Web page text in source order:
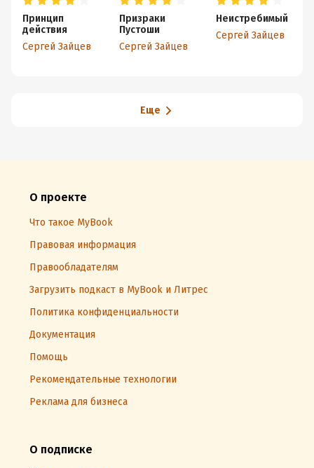
Принцип
действия
Сергей Зайцев
Призраки
Пустоши
Сергей Зайцев
Неистребимый
Сергей Зайцев
Еще
О проекте
Что такое MyBook
Правовая информация
Правообладателям
Загрузить подкаст в MyBook и Литрес
Политика конфиденциальности
Документация
Помощь
Рекомендательные технологии
Реклама для бизнеса
О подписке